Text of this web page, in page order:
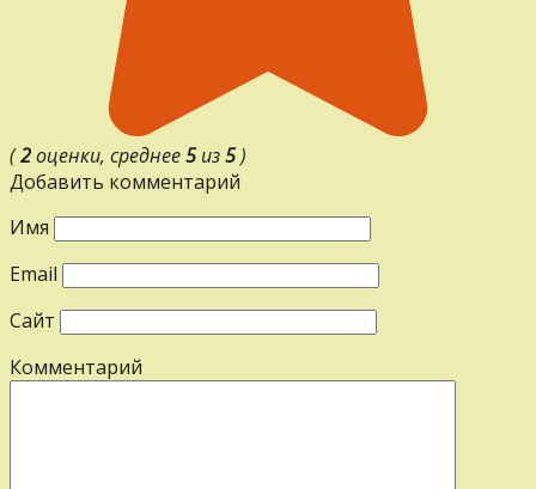
(2оценки, среднее5из5)
Добавить комментарий
Имя
Email
Сайт
Комментарий